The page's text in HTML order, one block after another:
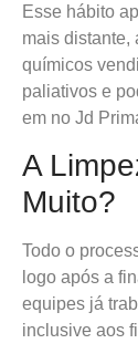
Esse hábito
mais distante,
químicos
paliativos e
em no Jd
A
Muito?
Todo o
logo após a
equipes já
inclusive aos